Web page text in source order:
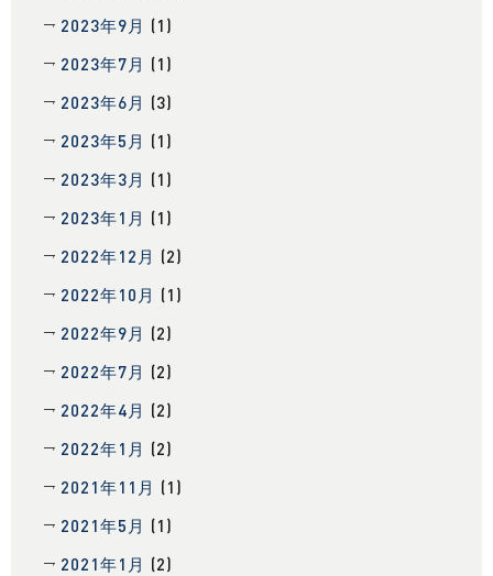
2023年9月 (1)
2023年7月 (1)
2023年6月 (3)
2023年5月 (1)
2023年3月 (1)
2023年1月 (1)
2022年12月 (2)
2022年10月 (1)
2022年9月 (2)
2022年7月 (2)
2022年4月 (2)
2022年1月 (2)
2021年11月 (1)
2021年5月 (1)
2021年1月 (2)